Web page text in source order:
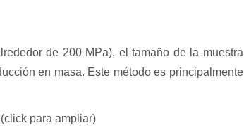
de 200 MPa), el tamaño de la muestra
en masa. Este método es principalmente
para ampliar)